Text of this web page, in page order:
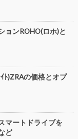
ョンROHO(ロホ)と
ﾄ)ZRAの価格とオプ
マートドライブを
ど